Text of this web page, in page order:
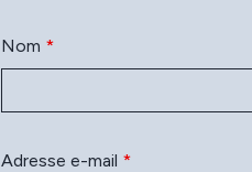
Nom *
Adresse e-mail *